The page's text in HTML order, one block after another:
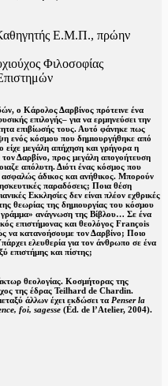
Ε.Μ.Π., πρώην
Φιλοσοφίας
ο Κάρολος Δαρβίνος πρότεινε ένα
επιλογής– για να ερμηνεύσει την
επιβίωσής τους. Αυτό φάνηκε πως
ενός κόσμου που δημιουργήθηκε από
είχε μεγάλη απήχηση και γρήγορα η
τον Δαρβίνο, προς μεγάλη απογοήτευση
απόλυτη. Διότι ένας κόσμος που
ασφαλώς άδικος και ανήθικος. Μπορούν
παραδόσεις; Ποια θέση
Εκκλησίες δεν είναι πλέον εχθρικές
θεωρίας της δημιουργίας του κόσμου
γράμμα» ανάγνωση της Βίβλου… Σε ένα
επιστήμονας και θεολόγος François
να κατανοήσουμε τον Δαρβίνο; Ποιο
ελευθερία για τον άνθρωπο σε ένα
επιστήμης και πίστης;
θεολογίας. Κοσμήτορας της
της έδρας Teilhard de Chardin.
άλλων έχει εκδώσει τα Penser la
, foi, sagesse (Éd. de l’Atelier, 2004).